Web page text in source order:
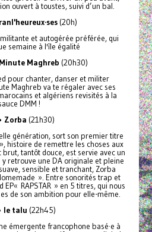
ouvert à toustes, suivi d’un bal.
(20h)
et autogérée préférée, qui
semaine à l'île égalité
Maghreb (20h30)
pour chanter, danser et militer
Maghreb va te régaler avec ses
et algériens revisités à la
DMM !
Zorba (21h30)
génération, sort son premier titre
histoire de remettre les choses aux
tantôt douce, est servie avec un
y retrouve une DA originale et pleine
sensible et tranchant, Zorba
». Entre sonorités trap et
RAPSTAR » en 5 titres, qui nous
de son ambition pour elle-même.
le talu (22h45)
émergente francophone basé·e à